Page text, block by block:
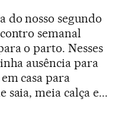
do nosso segundo
semanal
o parto. Nesses
ausência para
casa para
saia, meia calça e...